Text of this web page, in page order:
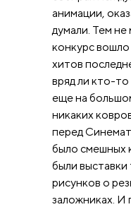
анимации,
думали. Тем
конкурс
хитов
вряд ли кто-то
еще на
никаких
перед
было смешных
были выставки
рисунков о
заложниках. И